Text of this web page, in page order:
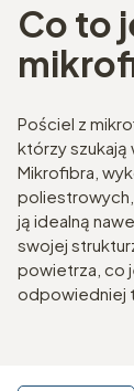
Co to
Pościel z
którzy szukają
Mikrofibra,
poliestrowych,
ją idealną
swojej
powietrza, co
odpowiedniej